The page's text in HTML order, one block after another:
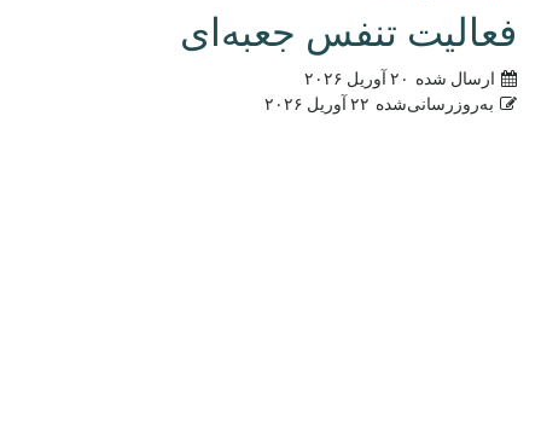
فعالیت تنفس جعبه‌ای
ارسال شده ۲۰ آوریل ۲۰۲۶
به‌روزرسانی‌شده ۲۲ آوریل ۲۰۲۶